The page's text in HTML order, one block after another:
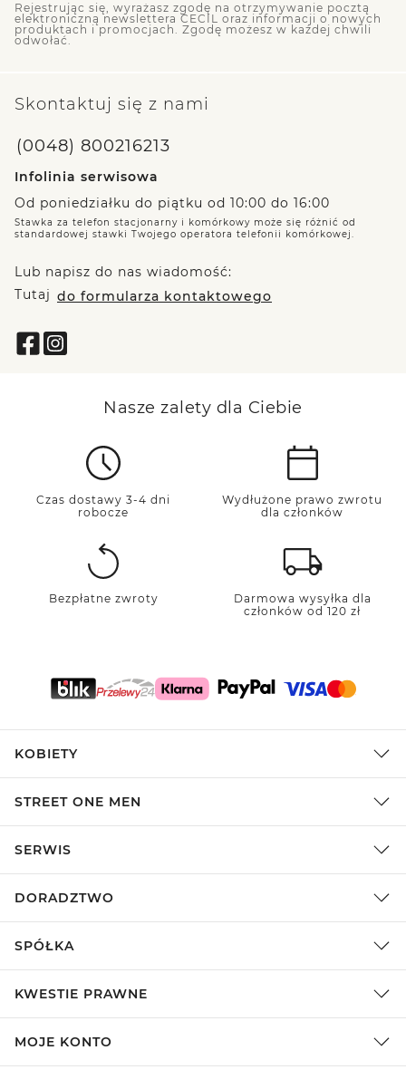
Rejestrując się, wyrażasz zgodę na otrzymywanie pocztą
elektroniczną newslettera CECIL oraz informacji o nowych
produktach i promocjach. Zgodę możesz w każdej chwili
odwołać.
Skontaktuj się z nami
(0048) 800216213
Infolinia serwisowa
Od poniedziałku do piątku od 10:00 do 16:00
Stawka za telefon stacjonarny i komórkowy może się różnić od
standardowej stawki Twojego operatora telefonii komórkowej.
Lub napisz do nas wiadomość:
Tutaj do formularza kontaktowego
Nasze zalety dla Ciebie
Czas dostawy 3-4 dni
robocze
Wydłużone prawo zwrotu
dla członków
Bezpłatne zwroty
Darmowa wysyłka dla
członków od 120 zł
KOBIETY
STREET ONE MEN
SERWIS
DORADZTWO
SPÓŁKA
KWESTIE PRAWNE
MOJE KONTO